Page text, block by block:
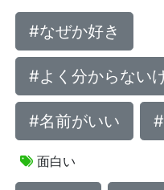
#なぜか好き
#よく分からない
#名前がいい
面白い